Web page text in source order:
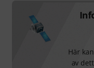
Här
av